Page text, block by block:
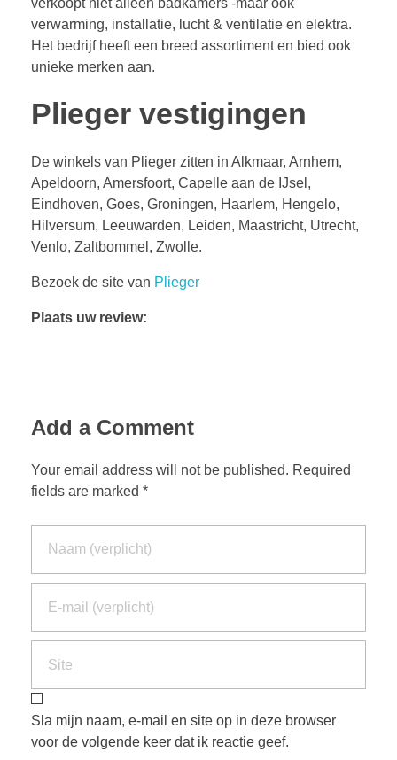
verwarming, installatie, lucht & ventilatie en elektra.
Het bedrijf heeft een breed assortiment en bied ook
unieke merken aan.
Plieger vestigingen
De winkels van Plieger zitten in Alkmaar, Arnhem,
Apeldoorn, Amersfoort, Capelle aan de IJsel,
Eindhoven, Goes, Groningen, Haarlem, Hengelo,
Hilversum, Leeuwarden, Leiden, Maastricht, Utrecht,
Venlo, Zaltbommel, Zwolle.
Bezoek de site van Plieger
Plaats uw review:
Add a Comment
Your email address will not be published. Required
fields are marked *
Sla mijn naam, e-mail en site op in deze browser
voor de volgende keer dat ik reactie geef.